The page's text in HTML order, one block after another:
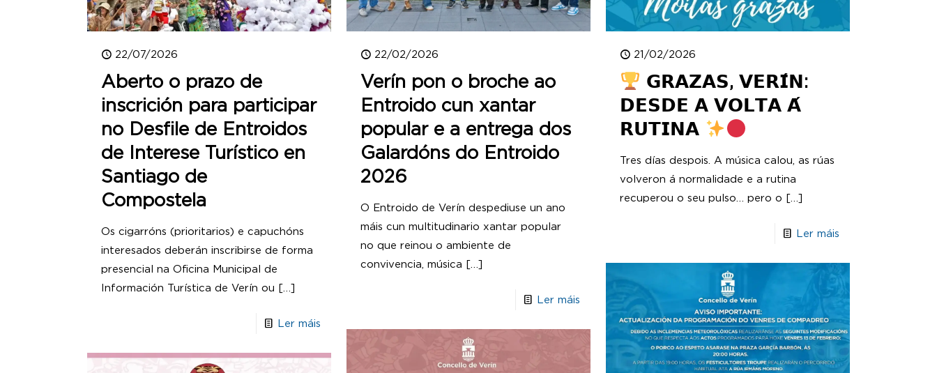
22/07/2026
Aberto o prazo de
inscrición para participar
no Desfile de Entroidos
de Interese Turístico en
Santiago de
Compostela
Os cigarróns (prioritarios) e capuchóns
interesados deberán inscribirse de forma
presencial na Oficina Municipal de
Información Turística de Verín ou […]
Ler máis
22/02/2026
Verín pon o broche ao
Entroido cun xantar
popular e a entrega dos
Galardóns do Entroido
2026
O Entroido de Verín despediuse un ano
máis cun multitudinario xantar popular
no que reinou o ambiente de
convivencia, música […]
Ler máis
21/02/2026
𝗚𝗥𝗔𝗭𝗔𝗦, 𝗩𝗘𝗥𝗜́𝗡:
𝗗𝗘𝗦𝗗𝗘 𝗔 𝗩𝗢𝗟𝗧𝗔 𝗔́
𝗥𝗨𝗧𝗜𝗡𝗔
Tres días despois. A música calou, as rúas
volveron á normalidade e a rutina
recuperou o seu pulso… pero o […]
Ler máis